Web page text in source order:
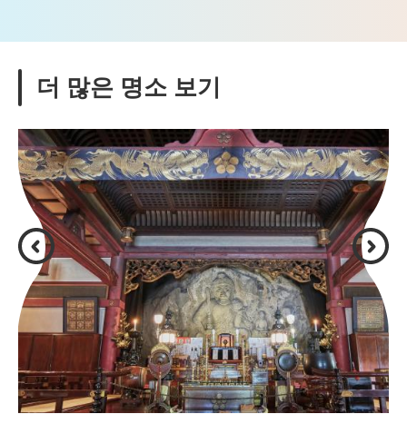
더 많은 명소 보기